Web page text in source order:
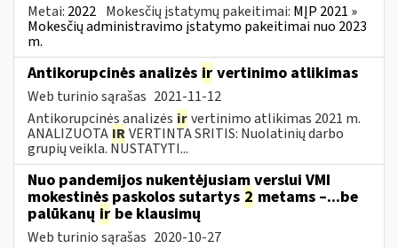
Metai: 2022 Mokesčių įstatymų pakeitimai: MĮP 2021 »
Mokesčių administravimo įstatymo pakeitimai nuo 2023
m.
Antikorupcinės analizės ir vertinimo atlikimas
Web turinio sąrašas 2021-11-12
Antikorupcinės analizės irvertinimo atlikimas 2021 m.
ANALIZUOTA IRVERTINTA SRITIS: Nuolatinių darbo
grupių veikla. NUSTATYTI...
Nuo pandemijos nukentėjusiam verslui VMI
mokestinės paskolos sutartys 2 metams –...be
palūkanų ir be klausimų
Web turinio sąrašas 2020-10-27